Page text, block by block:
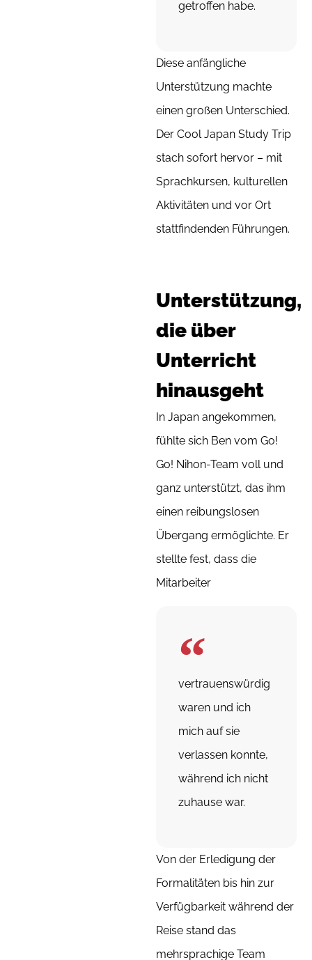
getroffen habe.
Diese anfängliche
Unterstützung machte
einen großen Unterschied.
Der Cool Japan Study Trip
stach sofort hervor – mit
Sprachkursen, kulturellen
Aktivitäten und vor Ort
stattfindenden Führungen.
Unterstützung,
die über
Unterricht
hinausgeht
In Japan angekommen,
fühlte sich Ben vom Go!
Go! Nihon-Team voll und
ganz unterstützt, das ihm
einen reibungslosen
Übergang ermöglichte. Er
stellte fest, dass die
Mitarbeiter
vertrauenswürdig
waren und ich
mich auf sie
verlassen konnte,
während ich nicht
zuhause war.
Von der Erledigung der
Formalitäten bis hin zur
Verfügbarkeit während der
Reise stand das
mehrsprachige Team